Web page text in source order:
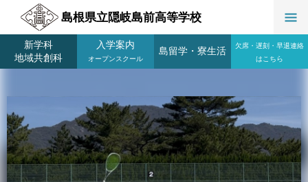
島根県立隠岐島前高等学校
新学科
地域共創科
入学案内
オープンスクール
島留学 ・ 寮生活
欠席・遅刻・早退連絡
はこちら